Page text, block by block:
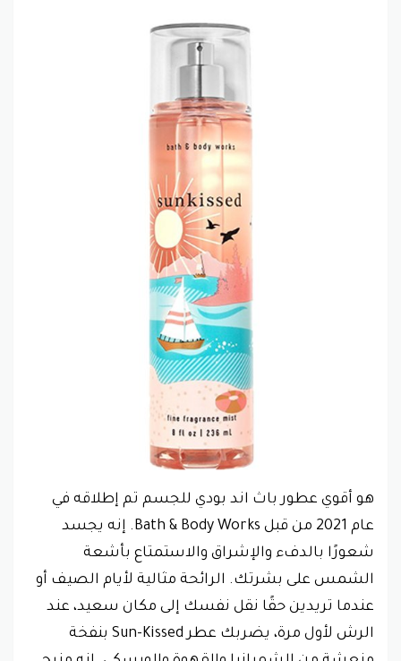
هو أقوي عطور باث اند بودي للجسم تم إطلاقه في
عام 2021 من قبل Bath & Body Works. إنه يجسد
شعورًا بالدفء والإشراق والاستمتاع بأشعة
الشمس على بشرتك. الرائحة مثالية لأيام الصيف أو
عندما تريدين حقًا نقل نفسك إلى مكان سعيد، عند
الرش لأول مرة، يضربك عطر Sun-Kissed بنفخة